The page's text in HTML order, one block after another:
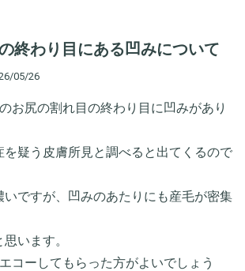
終わり目にある凹みについて
05/26
お尻の割れ目の終わり目に凹みがあり
を疑う皮膚所見と調べると出てくるので
いですが、凹みのあたりにも産毛が密集
います。
コーしてもらった方がよいでしょう